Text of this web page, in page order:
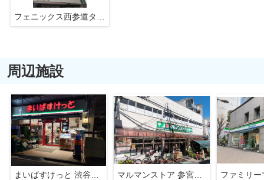
フェニックス西参道タワー
周辺施設
マルマンストア 参宮橋店